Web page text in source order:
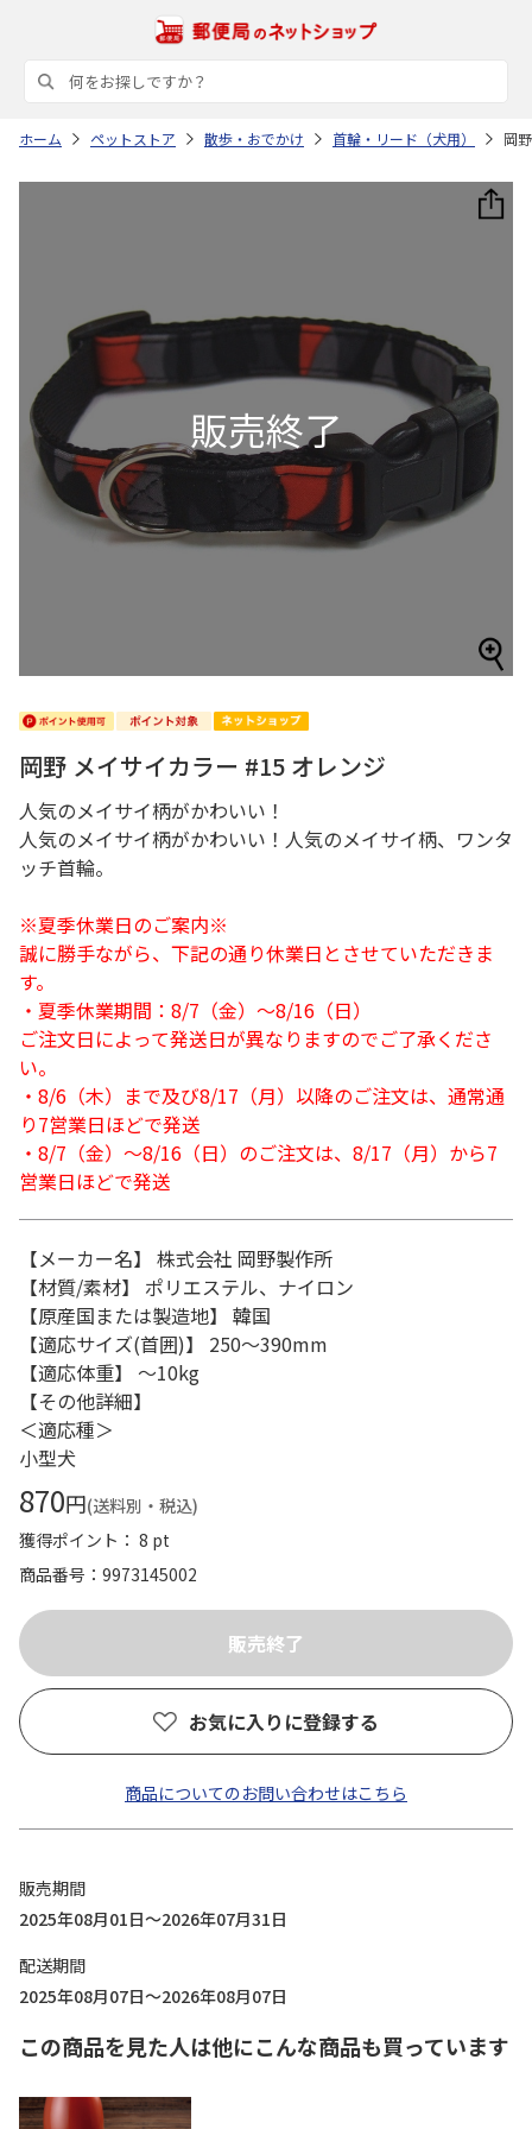
ホーム ペットストア 散歩・おでかけ 首輪・リード（犬用） 岡
岡野 メイサイカラー #15 オレンジ
人気のメイサイ柄がかわいい！
人気のメイサイ柄がかわいい！人気のメイサイ柄、ワンタ
ッチ首輪。
※夏季休業日のご案内※
誠に勝手ながら、下記の通り休業日とさせていただきま
す。
・夏季休業期間：8/7（金）～8/16（日）
ご注文日によって発送日が異なりますのでご了承くださ
い。
・8/6（木）まで及び8/17（月）以降のご注文は、通常通
り7営業日ほどで発送
・8/7（金）～8/16（日）のご注文は、8/17（月）から7
営業日ほどで発送
【メーカー名】 株式会社 岡野製作所
【材質/素材】 ポリエステル、ナイロン
【原産国または製造地】 韓国
【適応サイズ(首囲)】 250～390mm
【適応体重】 ～10kg
【その他詳細】
＜適応種＞
小型犬
870円(送料別・税込)
獲得ポイント： 8 pt
商品番号
9973145002
お気に入りに登録する
商品についてのお問い合わせはこちら
販売期間
2025年08月01日～2026年07月31日
配送期間
2025年08月07日～2026年08月07日
この商品を見た人は他にこんな商品も買っています